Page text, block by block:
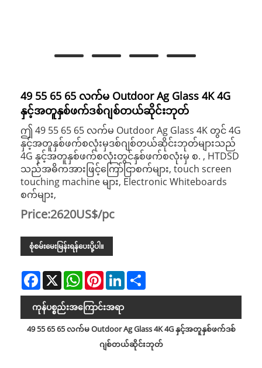
49 55 65 65 လက်မ Outdoor Ag Glass 4K 4G
နှင့်အတူနှစ်ဖက်ဒစ်ဂျစ်တယ်ဆိုင်းဘုတ်
ဤ 49 55 65 65 လက်မ Outdoor Ag Glass 4K တွင် 4G
နှင့်အတူနှစ်ဖက်စလုံးမှဒစ်ဂျစ်တယ်ဆိုင်းဘုတ်များသည်
4G နှင့်အတူနှစ်ဖက်စလုံးတွင်နှစ်ဖက်စလုံးမှ စ. , HTDSD
သည်အဓိကအားဖြင့်ကြော်ငြာစက်များ, touch screen
touching machine များ, Electronic Whiteboards
စက်များ,
Price:2620US$/pc
စုံစမ်းမေးမြန်းရန်ပေးပို့ပါ။
Facebook
X WhatsAppPinterestLinkedIn
ကုန်ပစ္စည်းအကြောင်းအရာ
49 55 65 65 လက်မ Outdoor Ag Glass 4K 4G နှင့်အတူနှစ်ဖက်ဒစ်
ဂျစ်တယ်ဆိုင်းဘုတ်